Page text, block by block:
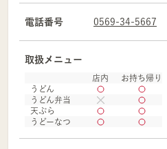
電話番号 0569-34-5667
取扱メニュー
店内
お持ち帰り
うどん
うどん弁当
天ぷら
うどーなつ